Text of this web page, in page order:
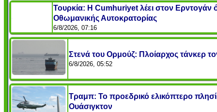
Τουρκία: Η Cumhuriyet λέει στον Ερντογάν
Οθωμανικής Αυτοκρατορίας
6/8/2026, 07:16
Στενά του Ορμούζ: Πλοίαρχος τάνκερ
6/8/2026, 05:52
Τραμπ: Το προεδρικό ελικόπτερο
Ουάσιγκτον